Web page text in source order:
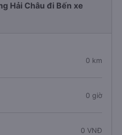
Hải Châu đi Bến xe
0 km
0 giờ
0 VNĐ